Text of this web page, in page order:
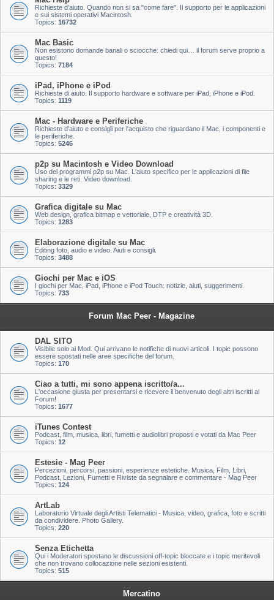
Richieste d'aiuto. Quando non si sa "come fare". Il supporto per le applicazioni
e sui sistemi operativi Macintosh.
Topics: 16732
Mac Basic
Non esistono domande banali o sciocche: chiedi qui… il forum serve proprio a
questo!
Topics: 7184
iPad, iPhone e iPod
Richieste di aiuto. Il supporto hardware e software per iPad, iPhone e iPod.
Topics: 1119
Mac - Hardware e Periferiche
Richieste d'aiuto e consigli per l'acquisto che riguardano il Mac, i componenti e
le periferiche.
Topics: 5246
p2p su Macintosh e Video Download
Uso dei programmi p2p su Mac. L'aiuto specifico per le applicazioni di file
sharing e le reti. Video download.
Topics: 3329
Grafica digitale su Mac
Web design, grafica bitmap e vettoriale, DTP e creatività 3D.
Topics: 1283
Elaborazione digitale su Mac
Editing foto, audio e video. Aiuti e consigli.
Topics: 3488
Giochi per Mac e iOS
I giochi per Mac, iPad, iPhone e iPod Touch: notizie, aiuti, suggerimenti.
Topics: 733
Forum Mac Peer - Magazine
DAL SITO
Visibile solo ai Mod. Qui arrivano le notifiche di nuovi articoli. I topic possono
essere spostati nelle aree specifiche del forum.
Topics: 170
Ciao a tutti, mi sono appena iscritto/a...
L'occasione giusta per presentarsi e ricevere il benvenuto degli altri iscritti al
Forum!
Topics: 1677
iTunes Contest
Podcast, film, musica, libri, fumetti e audiolibri proposti e votati da Mac Peer
Topics: 12
Estesie - Mag Peer
Percezioni, percorsi, passioni, esperienze estetiche. Musica, Film, Libri,
Podcast, Lezioni, Fumetti e Riviste da segnalare e commentare - Mag Peer
Topics: 124
ArtLab
Laboratorio Virtuale degli Artisti Telematici - Musica, video, grafica, foto e scritti
da condividere. Photo Gallery.
Topics: 220
Senza Etichetta
Qui i Moderatori spostano le discussioni off-topic bloccate e i topic meritevoli
che non trovano collocazione nelle sezioni esistenti.
Topics: 515
Mercatino